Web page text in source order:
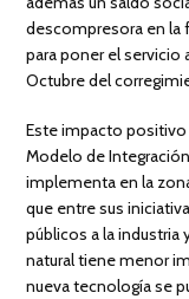
descompresora en la
para poner el servicio
Octubre del
Este impacto
Modelo de
implementa en la
que entre sus
públicos a la industria
natural tiene menor
nueva tecnología se